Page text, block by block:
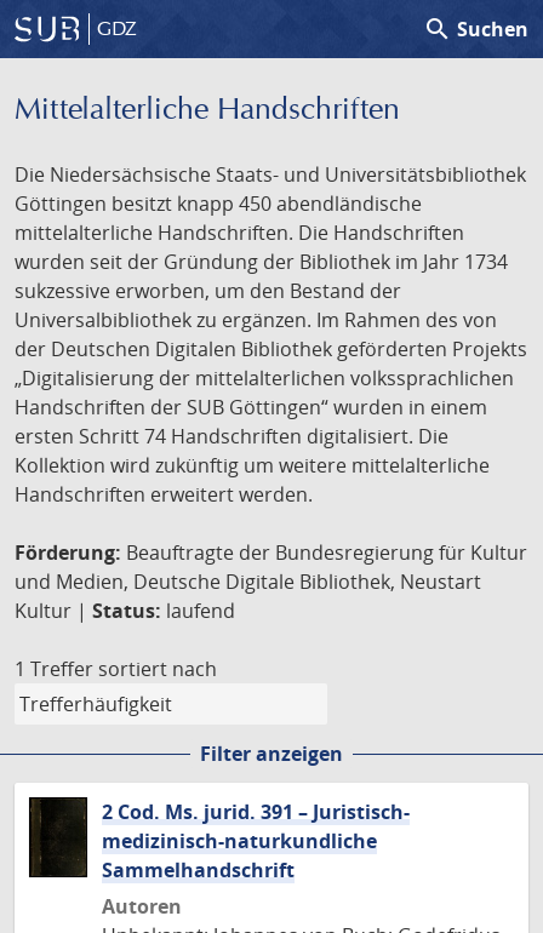
GDZ search Suchen
Mittelalterliche Handschriften
Die Niedersächsische Staats- und Universitätsbibliothek
Göttingen besitzt knapp 450 abendländische
mittelalterliche Handschriften. Die Handschriften
wurden seit der Gründung der Bibliothek im Jahr 1734
sukzessive erworben, um den Bestand der
Universalbibliothek zu ergänzen. Im Rahmen des von
der Deutschen Digitalen Bibliothek geförderten Projekts
„Digitalisierung der mittelalterlichen volkssprachlichen
Handschriften der SUB Göttingen“ wurden in einem
ersten Schritt 74 Handschriften digitalisiert. Die
Kollektion wird zukünftig um weitere mittelalterliche
Handschriften erweitert werden.
Förderung: Beauftragte der Bundesregierung für Kultur
und Medien, Deutsche Digitale Bibliothek, Neustart
Kultur | Status: laufend
1 Treffer sortiert nach
Filter anzeigen
2 Cod. Ms. jurid. 391 – Juristisch-
medizinisch-naturkundliche
Sammelhandschrift
Autoren